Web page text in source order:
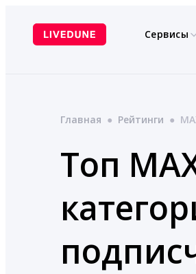
содержимому
Сервисы
Главная ● Рейтинги ●
Топ